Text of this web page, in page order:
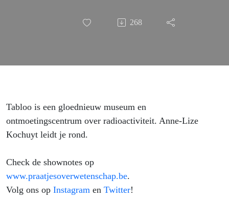
in een
Anne-Lize
268
Tabloo is een gloednieuw museum en
ontmoetingscentrum over radioactiviteit. Anne-Lize
Kochuyt leidt je rond.
Check de shownotes op
www.praatjesoverwetenschap.be.
Volg ons op Instagram en Twitter!